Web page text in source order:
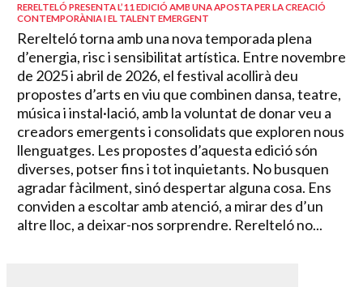
RERELTELÓ PRESENTA L’11 EDICIÓ AMB UNA APOSTA PER LA CREACIÓ
CONTEMPORÀNIA I EL TALENT EMERGENT
Rerelteló torna amb una nova temporada plena
d’energia, risc i sensibilitat artística. Entre novembre
de 2025 i abril de 2026, el festival acollirà deu
propostes d’arts en viu que combinen dansa, teatre,
música i instal·lació, amb la voluntat de donar veu a
creadors emergents i consolidats que exploren nous
llenguatges. Les propostes d’aquesta edició són
diverses, potser fins i tot inquietants. No busquen
agradar fàcilment, sinó despertar alguna cosa. Ens
conviden a escoltar amb atenció, a mirar des d’un
altre lloc, a deixar-nos sorprendre. Rerelteló no...